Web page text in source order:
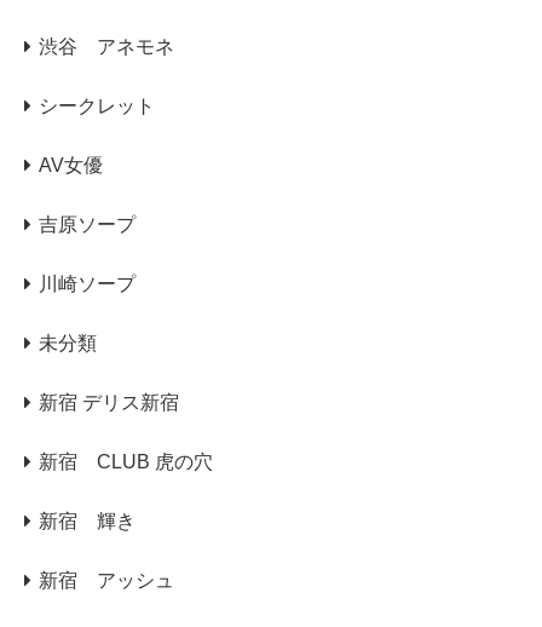
渋谷 アネモネ
シークレット
AV女優
吉原ソープ
川崎ソープ
未分類
新宿 デリス新宿
新宿 CLUB 虎の穴
新宿 輝き
新宿 アッシュ